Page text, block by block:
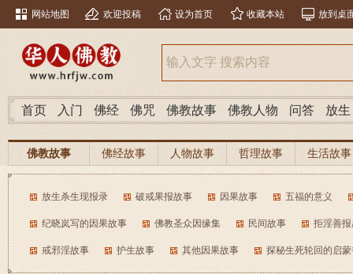
网站地图 欢迎投稿 设为首页 收藏本站 放到桌
首页 入门 佛经 佛咒 佛教故事 佛教人物 问答 放生
佛教故事 佛经故事 人物故事 哲理故事 生活故事
放生杀生现报录 破戒果报故事 因果故事 五福的意义
纪晓岚写的因果故事 佛教圣众因缘集 民间故事 拒淫善
戒邪淫故事 护生故事 其他因果故事 探秘生死轮回的启蒙